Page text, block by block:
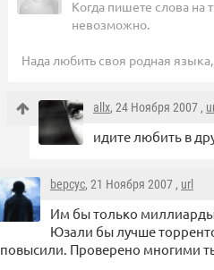
Когда пишете слова на
невозможно.
Нада любить своя родная
allx, 24 Ноября 2007 ,
идите любить в
bepcyc, 21 Ноября 2007 , url
Им бы только миллиарды
Юзали бы лучше
повысили. Проверено многими